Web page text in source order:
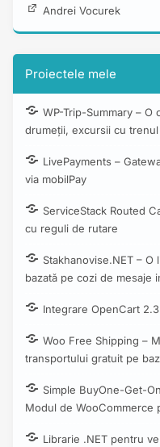
Andrei Vocurek
Proiectele mele
WP-Trip-Summary – O
drumeții, excursii cu
LivePayments –
via mobilPay
ServiceStack Routed
cu reguli de rutare
Stakhanovise.NET –
bazată pe cozi de mesaje
Integrare OpenCart
Woo Free Shipping –
transportului gratuit pe
Simple BuyOne-Get-
Modul de WooCommerce
Librarie .NET pentru